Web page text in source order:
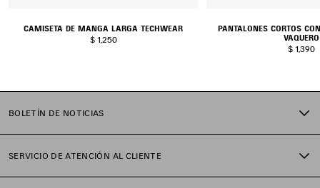
CAMISETA DE MANGA LARGA TECHWEAR
$ 1,250
PANTALONES CORTOS
VAQUERO
$ 1,390
BOLETÍN DE NOTICIAS
SERVICIO DE ATENCIÓN AL CLIENTE